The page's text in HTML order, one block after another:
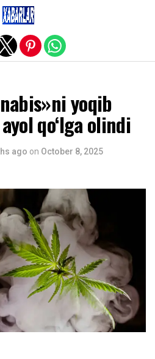
yoqib
qo‘lga olindi
ago on October 8, 2025
version